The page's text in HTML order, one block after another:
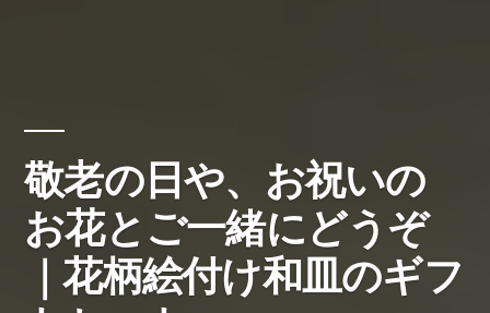
敬老の日や、お祝いの
お花とご一緒にどうぞ
｜花柄絵付け和皿のギフ